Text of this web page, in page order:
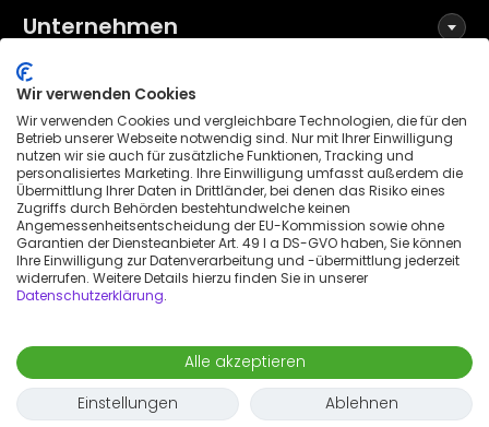
925 €
Einzug
- Auszug
Anfrage
Unternehmen
Social Media
Allgemeine Geschäftsbedingungen
Datenschutzerklärung
Impressum
Patenthinweis
© 2026 Wunderflats GmbH
Wir verwenden Cookies
Wir verwenden Cookies und vergleichbare Technologien, die für den
Betrieb unserer Webseite notwendig sind. Nur mit Ihrer Einwilligung
nutzen wir sie auch für zusätzliche Funktionen, Tracking und
personalisiertes Marketing. Ihre Einwilligung umfasst außerdem die
Übermittlung Ihrer Daten in Drittländer, bei denen das Risiko eines
Zugriffs durch Behörden bestehtundwelche keinen
Angemessenheitsentscheidung der EU-Kommission sowie ohne
Garantien der Diensteanbieter Art. 49 I a DS-GVO haben, Sie können
Ihre Einwilligung zur Datenverarbeitung und -übermittlung jederzeit
widerrufen. Weitere Details hierzu finden Sie in unserer
Datenschutzerklärung.
Alle akzeptieren
Einstellungen
Ablehnen